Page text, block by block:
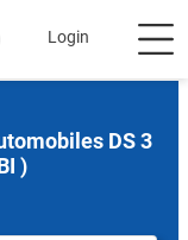
Login
DS 3
)